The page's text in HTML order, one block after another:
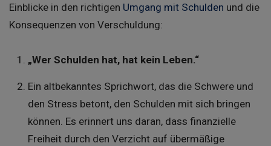
Einblicke in den richtigen Umgang mit Schulden und die
Konsequenzen von Verschuldung:
„Wer Schulden hat, hat kein Leben.“
Ein altbekanntes Sprichwort, das die Schwere und
den Stress betont, den Schulden mit sich bringen
können. Es erinnert uns daran, dass finanzielle
Freiheit durch den Verzicht auf übermäßige